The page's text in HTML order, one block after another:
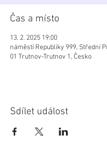
Čas a místo
13. 2. 2025 19:00
náměstí Republiky 999, Střední
01 Trutnov-Trutnov 1, Česko
Sdílet událost